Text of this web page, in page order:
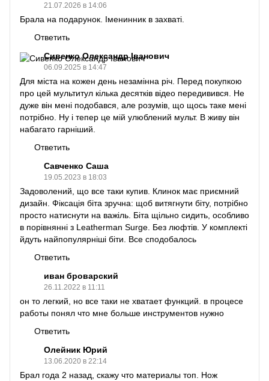
21.07.2026 в 14:06
Брала на подарунок. Іменинник в захваті.
Ответить
Сивенко Олександр Іванович
06.09.2025 в 14:47
Для міста на кожен день незамінна річ. Перед покупкою
про цей мультитул кілька десятків відео передивився. Не
дуже він мені подобався, але розумів, що щось таке мені
потрібно. Ну і тепер це мій улюблений мульт. В живу він
набагато гарніший.
Ответить
Савченко Саша
19.05.2023 в 18:03
Задоволений, що все таки купив. Клинок має приємний
дизайн. Фіксація біта зручна: щоб витягнути біту, потрібно
просто натиснути на важіль. Біта щільно сидить, особливо
в порівнянні з Leatherman Surge. Без люфтів. У комплекті
йдуть найпопулярніші біти. Все сподобалось
Ответить
иван броварский
26.11.2022 в 11:11
он то легкий, но все таки не хватает функций. в процесе
работы понял что мне больше инструментов нужно
Ответить
Олейник Юрий
13.06.2020 в 22:14
Брал года 2 назад, скажу что материалы топ. Нож